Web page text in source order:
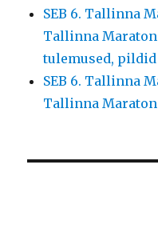
SEB 6. Tallinna
Tallinna Maraton
tulemused, pildid
SEB 6. Tallinna
Tallinna